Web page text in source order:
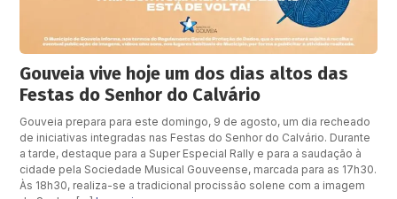
Gouveia vive hoje um dos dias altos das
Festas do Senhor do Calvário
Gouveia prepara para este domingo, 9 de agosto, um dia recheado
de iniciativas integradas nas Festas do Senhor do Calvário. Durante
a tarde, destaque para a Super Especial Rally e para a saudação à
cidade pela Sociedade Musical Gouveense, marcada para as 17h30.
Às 18h30, realiza-se a tradicional procissão solene com a imagem